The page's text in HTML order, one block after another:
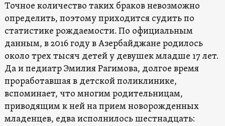
Точное количество таких браков невозможно
определить, поэтому приходится судить по
статистике рождаемости. По официальным
данным, в 2016 году в Азербайджане родилось
около трех тысяч детей у девушек младше 17 лет.
Да и педиатр Эмилия Рагимова, долгое время
проработавшая в детской поликлинике,
вспоминает, что многим родительницам,
приводящим к ней на прием новорожденных
младенцев, едва исполнилось шестнадцать: